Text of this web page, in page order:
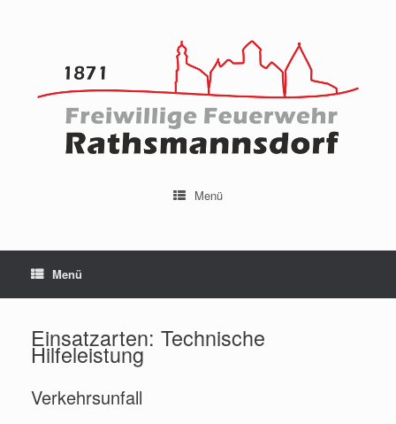
Menü
Menü
Einsatzarten: Technische
Hilfeleistung
Verkehrsunfall